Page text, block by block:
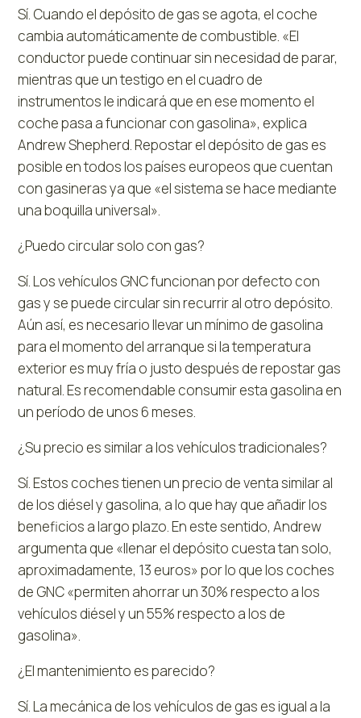
Sí. Cuando el depósito de gas se agota, el coche
cambia automáticamente de combustible. «El
conductor puede continuar sin necesidad de parar,
mientras que un testigo en el cuadro de
instrumentos le indicará que en ese momento el
coche pasa a funcionar con gasolina», explica
Andrew Shepherd. Repostar el depósito de gas es
posible en todos los países europeos que cuentan
con gasineras ya que «el sistema se hace mediante
una boquilla universal».
¿Puedo circular solo con gas?
Sí. Los vehículos GNC funcionan por defecto con
gas y se puede circular sin recurrir al otro depósito.
Aún así, es necesario llevar un mínimo de gasolina
para el momento del arranque si la temperatura
exterior es muy fría o justo después de repostar gas
natural. Es recomendable consumir esta gasolina en
un período de unos 6 meses.
¿Su precio es similar a los vehículos tradicionales?
Sí. Estos coches tienen un precio de venta similar al
de los diésel y gasolina, a lo que hay que añadir los
beneficios a largo plazo. En este sentido, Andrew
argumenta que «llenar el depósito cuesta tan solo,
aproximadamente, 13 euros» por lo que los coches
de GNC «permiten ahorrar un 30% respecto a los
vehículos diésel y un 55% respecto a los de
gasolina».
¿El mantenimiento es parecido?
Sí. La mecánica de los vehículos de gas es igual a la